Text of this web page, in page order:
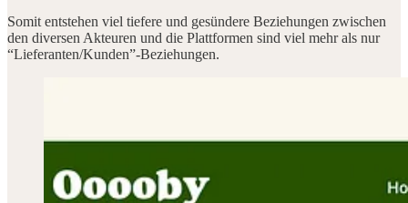
Somit entstehen viel tiefere und gesündere Beziehungen zwischen
den diversen Akteuren und die Plattformen sind viel mehr als nur
“Lieferanten/Kunden”-Beziehungen.